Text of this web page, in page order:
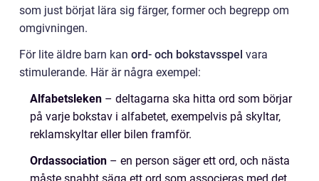
som just börjat lära sig färger, former och begrepp om
omgivningen.
För lite äldre barn kan ord- och bokstavsspel vara
stimulerande. Här är några exempel:
Alfabetsleken – deltagarna ska hitta ord som börjar
på varje bokstav i alfabetet, exempelvis på skyltar,
reklamskyltar eller bilen framför.
Ordassociation – en person säger ett ord, och nästa